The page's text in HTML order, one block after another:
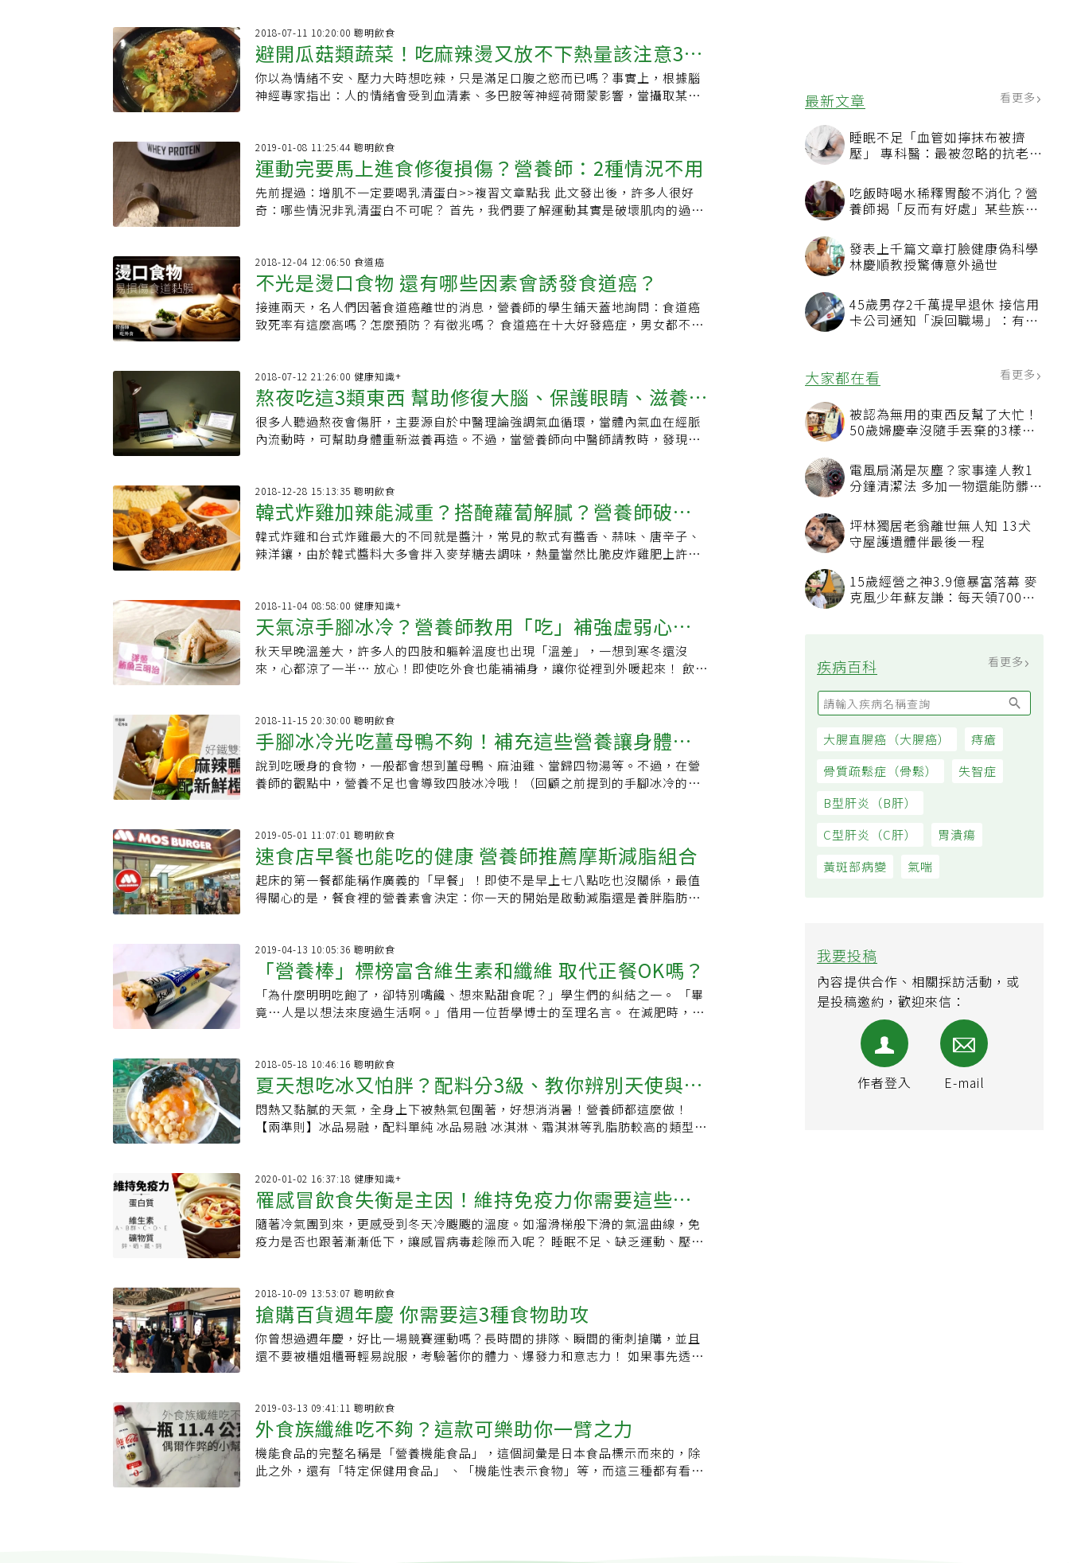
最新文章 看更多
睡眠不足「血管如擰抹布被擠
壓」 專科醫：最被忽略的抗老方
吃飯時喝水稀釋胃酸不消化？營
養師揭「反而有好處」某些族群
發表上千篇文章打臉健康偽科學
林慶順教授驚傳意外過世
45歲男存2千萬提早退休 接信用
卡公司通知「淚回職場」：有錢
大家都在看 看更多
被認為無用的東西反幫了大忙！
50歲婦慶幸沒隨手丟棄的3樣物
電風扇滿是灰塵？家事達人教1
分鐘清潔法 多加一物還能防髒汙
坪林獨居老翁離世無人知 13犬
守屋護遺體伴最後一程
15歲經營之神3.9億暴富落幕 麥
克風少年蘇友謙：每天領700元
疾病百科 看更多
大腸直腸癌（大腸癌）
痔瘡
骨質疏鬆症（骨鬆）
失智症
B型肝炎（B肝）
C型肝炎（C肝）
胃潰瘍
黃斑部病變
氣喘
我要投稿
內容提供合作、相關採訪活動，或
是投稿邀約，歡迎來信：
作者登入 E-mail
2018-07-11 10:20:00 聰明飲食
避開瓜菇類蔬菜！吃麻辣燙又放不下熱量該注意3件
事
你以為情緒不安、壓力大時想吃辣，只是滿足口腹之慾而已嗎？事實上，根據腦
神經專家指出：人的情緒會受到血清素、多巴胺等神經荷爾蒙影響，當攝取某些
2019-01-08 11:25:44 聰明飲食
運動完要馬上進食修復損傷？營養師：2種情況不用
先前提過：增肌不一定要喝乳清蛋白>>複習文章點我 此文發出後，許多人很好
奇：哪些情況非乳清蛋白不可呢？ 首先，我們要了解運動其實是破壞肌肉的過
2018-12-04 12:06:50 食道癌
不光是燙口食物 還有哪些因素會誘發食道癌？
接連兩天，名人們因著食道癌離世的消息，營養師的學生鋪天蓋地詢問：食道癌
致死率有這麼高嗎？怎麼預防？有徵兆嗎？ 食道癌在十大好發癌症，男女都不是
2018-07-12 21:26:00 健康知識+
熬夜吃這3類東西 幫助修復大腦、保護眼睛、滋養肌
膚
很多人聽過熬夜會傷肝，主要源自於中醫理論強調氣血循環，當體內氣血在經脈
內流動時，可幫助身體重新滋養再造。不過，當營養師向中醫師請教時，發現原
2018-12-28 15:13:35 聰明飲食
韓式炸雞加辣能減重？搭醃蘿蔔解膩？營養師破解
迷思
韓式炸雞和台式炸雞最大的不同就是醬汁，常見的款式有醬香、蒜味、唐辛子、
辣洋鑲，由於韓式醬料大多會拌入麥芽糖去調味，熱量當然比脆皮炸雞肥上許
2018-11-04 08:58:00 健康知識+
天氣涼手腳冰冷？營養師教用「吃」補強虛弱心血
管
秋天早晚溫差大，許多人的四肢和軀幹溫度也出現「溫差」，一想到寒冬還沒
來，心都涼了一半… 放心！即使吃外食也能補補身，讓你從裡到外暖起來！ 飲食
2018-11-15 20:30:00 聰明飲食
手腳冰冷光吃薑母鴨不夠！補充這些營養讓身體從
根本暖起來
說到吃暖身的食物，一般都會想到薑母鴨、麻油雞、當歸四物湯等。不過，在營
養師的觀點中，營養不足也會導致四肢冰冷哦！（回顧之前提到的手腳冰冷的四
2019-05-01 11:07:01 聰明飲食
速食店早餐也能吃的健康 營養師推薦摩斯減脂組合
起床的第一餐都能稱作廣義的「早餐」！即使不是早上七八點吃也沒關係，最值
得關心的是，餐食裡的營養素會決定：你一天的開始是啟動減脂還是養胖脂肪！
2019-04-13 10:05:36 聰明飲食
「營養棒」標榜富含維生素和纖維 取代正餐OK嗎？
「為什麼明明吃飽了，卻特別嘴饞、想來點甜食呢？」學生們的糾結之一。 「畢
竟…人是以想法來度過生活啊。」借用一位哲學博士的至理名言。 在減肥時，我
2018-05-18 10:46:16 聰明飲食
夏天想吃冰又怕胖？配料分3級、教你辨別天使與魔
鬼
悶熱又黏膩的天氣，全身上下被熱氣包圍著，好想消消暑！營養師都這麼做！
【兩準則】冰品易融，配料單純 冰品易融 冰淇淋、霜淇淋等乳脂肪較高的類型，
2020-01-02 16:37:18 健康知識+
罹感冒飲食失衡是主因！維持免疫力你需要這些營
養素
隨著冷氣團到來，更感受到冬天冷颼颼的溫度。如溜滑梯般下滑的氣溫曲線，免
疫力是否也跟著漸漸低下，讓感冒病毒趁隙而入呢？ 睡眠不足、缺乏運動、壓力
2018-10-09 13:53:07 聰明飲食
搶購百貨週年慶 你需要這3種食物助攻
你曾想過週年慶，好比一場競賽運動嗎？長時間的排隊、瞬間的衝刺搶購，並且
還不要被櫃姐櫃哥輕易說服，考驗著你的體力、爆發力和意志力！ 如果事先透過
2019-03-13 09:41:11 聰明飲食
外食族纖維吃不夠？這款可樂助你一臂之力
機能食品的完整名稱是「營養機能食品」，這個詞彙是日本食品標示而來的，除
此之外，還有「特定保健用食品」 、「機能性表示食物」等，而這三種都有看起